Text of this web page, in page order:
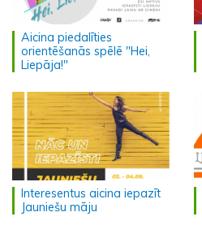
Aicina piedalīties
orientēšanās spēlē "Hei,
Liepāja!"
Interesentus aicina iepazīt
Jauniešu māju